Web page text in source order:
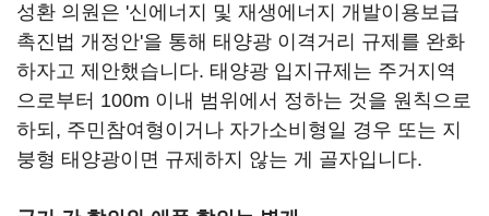
성환 의원은 '신에너지 및 재생에너지 개발이용보급
촉진법 개정안'을 통해 태양광 이격거리 규제를 완화
하자고 제안했습니다. 태양광 입지규제는 주거지역
으로부터 100m 이내 범위에서 정하는 것을 원칙으로
하되, 주민참여형이거나 자가소비형일 경우 또는 지
붕형 태양광이면 규제하지 않는 게 골자입니다.